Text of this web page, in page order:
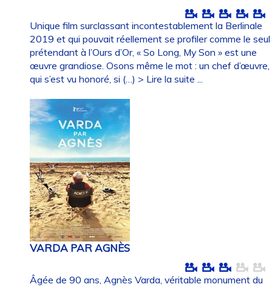
Unique film surclassant incontestablement la Berlinale
2019 et qui pouvait réellement se profiler comme le seul
prétendant à l’Ours d’Or, « So Long, My Son » est une
œuvre grandiose. Osons même le mot : un chef d’œuvre,
qui s’est vu honoré, si (…) > Lire la suite ...
VARDA PAR AGNÈS
Âgée de 90 ans, Agnès Varda, véritable monument du